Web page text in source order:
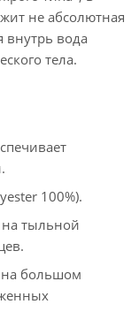
не абсолютная
внутрь вода
тела.
100%).
тыльной
на большом